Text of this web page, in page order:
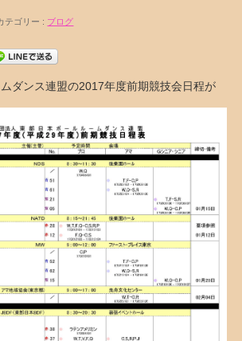
テゴリー : ブログ
ダンス連盟の2017年度前期競技会日程が